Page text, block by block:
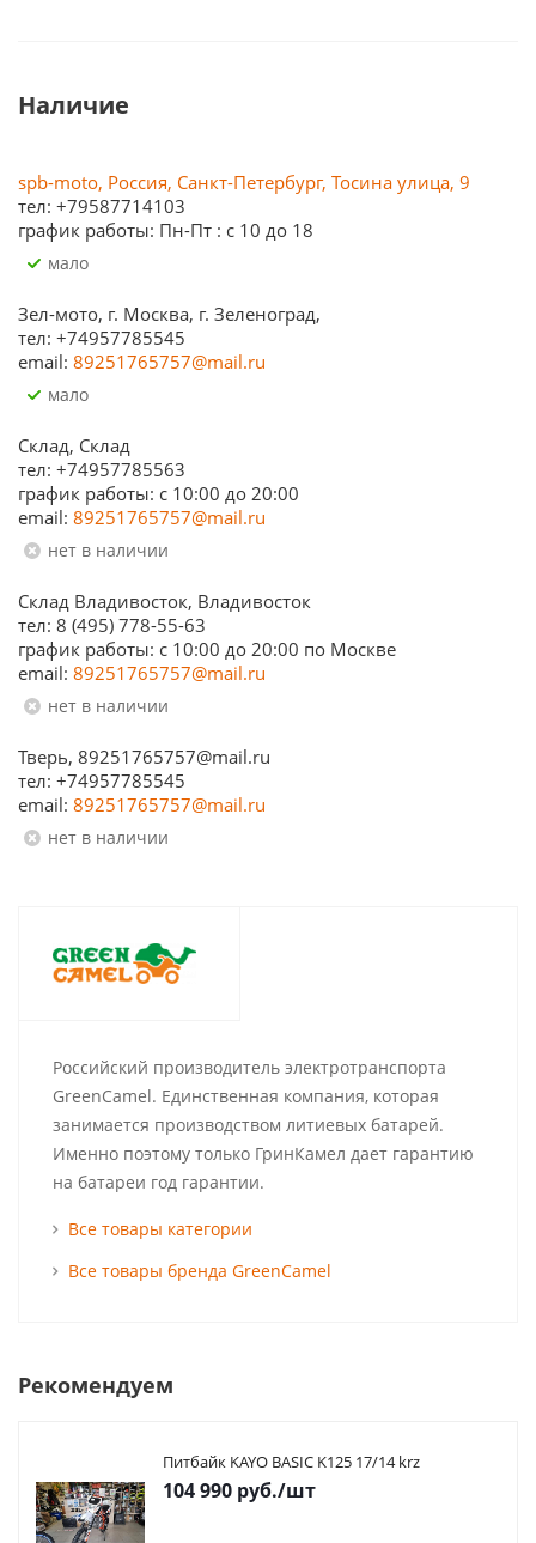
Наличие
spb-moto, Россия, Санкт-Петербург, Тосина улица, 9
тел: +79587714103
график работы: Пн-Пт : с 10 до 18
Мало
Зел-мото, г. Москва, г. Зеленоград,
тел: +74957785545
email: 89251765757@mail.ru
Мало
Склад, Склад
тел: +74957785563
график работы: c 10:00 до 20:00
email: 89251765757@mail.ru
Нет в наличии
Склад Владивосток, Владивосток
тел: 8 (495) 778-55-63
график работы: с 10:00 до 20:00 по Москве
email: 89251765757@mail.ru
Нет в наличии
Тверь, 89251765757@mail.ru
тел: +74957785545
email: 89251765757@mail.ru
Нет в наличии
Российский производитель электротранспорта
GreenCamel. Единственная компания, которая
занимается производством литиевых батарей.
Именно поэтому только ГринКамел дает гарантию
на батареи год гарантии.
Все товары категории
Все товары бренда GreenCamel
Рекомендуем
Питбайк KAYO BASIC K125 17/14 krz
104 990 руб./шт